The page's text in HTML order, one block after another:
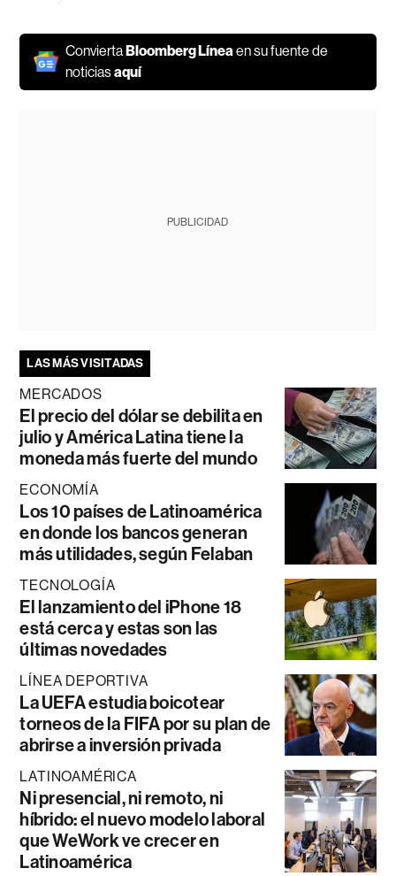
ConviertaBloomberg Línea en su fuente de
noticiasaquí
PUBLICIDAD
LAS MÁS VISITADAS
MERCADOS
El precio del dólar se debilita en
julio y América Latina tiene la
moneda más fuerte del mundo
ECONOMÍA
Los 10 países de Latinoamérica
en donde los bancos generan
más utilidades, según Felaban
TECNOLOGÍA
El lanzamiento del iPhone 18
está cerca y estas son las
últimas novedades
LÍNEA DEPORTIVA
La UEFA estudia boicotear
torneos de la FIFA por su plan de
abrirse a inversión privada
LATINOAMÉRICA
Ni presencial, ni remoto, ni
híbrido: el nuevo modelo laboral
que WeWork ve crecer en
Latinoamérica